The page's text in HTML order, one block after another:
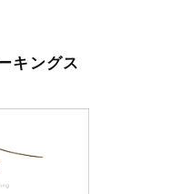
キングス